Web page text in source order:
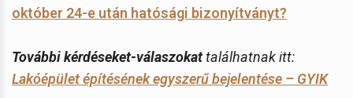
október 24-e után hatósági bizonyítványt?
További kérdéseket-válaszokattalálhatnak itt:
Lakóépület építésének egyszerű bejelentése – GYIK